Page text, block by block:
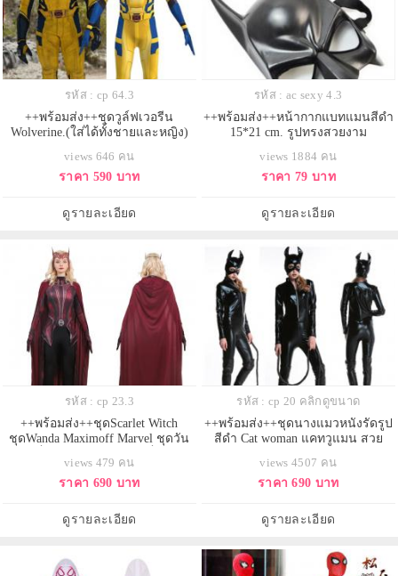
รหัส : cp 64.3
++พร้อมส่ง++ชุดวูล์ฟเวอรีน
Wolverine.(ใส่ได้ทั้งชายและหญิง)
views 646 คน
ราคา 590 บาท
ดูรายละเอียด
รหัส : ac sexy 4.3
++พร้อมส่ง++หน้ากากแบทแมนสีดำ
15*21 cm. รูปทรงสวยงาม
views 1884 คน
ราคา 79 บาท
ดูรายละเอียด
รหัส : cp 23.3
++พร้อมส่ง++ชุดScarlet Witch
ชุดWanda Maximoff Marvel ชุดวัน
แวนด้า แม็กซิมอฟฟ์
views 479 คน
ราคา 690 บาท
ดูรายละเอียด
รหัส : cp 20 คลิกดูขนาด
++พร้อมส่ง++ชุดนางแมวหนังรัดรูป
สีดำ Cat woman แคทวูแมน สวย
ชุด+หน้ากาก Catwoman
views 4507 คน
ราคา 690 บาท
ดูรายละเอียด